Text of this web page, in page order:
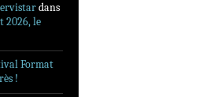
dans
2026, le
Format
!